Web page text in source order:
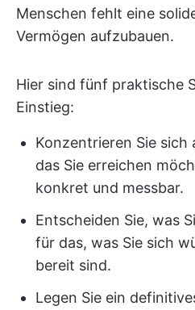
Menschen fehlt eine
Vermögen aufzubauen.
Hier sind fünf praktische
Einstieg:
Konzentrieren Sie sich
das Sie erreichen
konkret und messbar.
Entscheiden Sie, was
für das, was Sie sich
bereit sind.
Legen Sie ein